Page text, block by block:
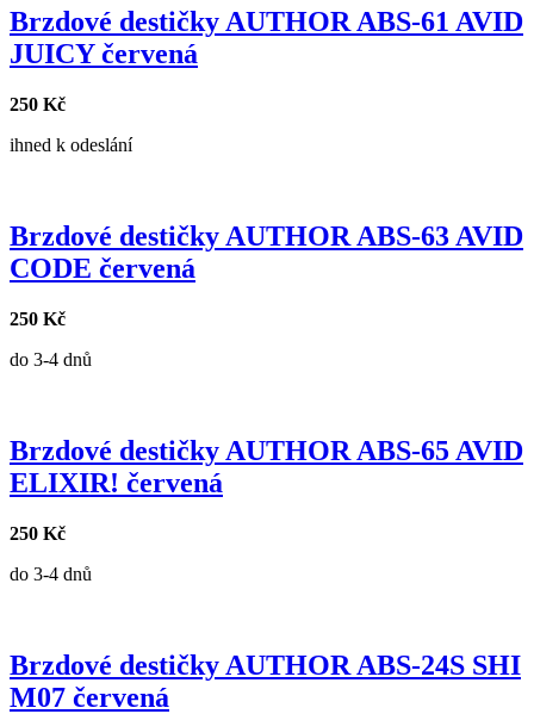
Brzdové destičky AUTHOR ABS-61 AVID
JUICY červená
250 Kč
ihned k odeslání
Brzdové destičky AUTHOR ABS-63 AVID
CODE červená
250 Kč
do 3-4 dnů
Brzdové destičky AUTHOR ABS-65 AVID
ELIXIR! červená
250 Kč
do 3-4 dnů
Brzdové destičky AUTHOR ABS-24S SHI
M07 červená